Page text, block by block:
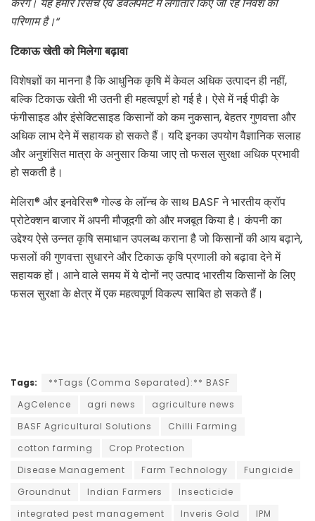
परिणाम है।“
टिकाऊखेतीकोमिलेगाबढ़ावा
विशेषज्ञों का मानना है कि आधुनिक कृषि में केवल अधिक उत्पादन ही नहीं,
बल्कि टिकाऊ खेती भी उतनी ही महत्वपूर्ण हो गई है। ऐसे में नई पीढ़ी के
फंगीसाइड और इंसेक्टिसाइड किसानों को कम नुकसान, बेहतर गुणवत्ता और
अधिक लाभ देने में सहायक हो सकते हैं। यदि इनका उपयोग वैज्ञानिक सलाह
और अनुशंसित मात्रा के अनुसार किया जाए तो फसल सुरक्षा अधिक प्रभावी
हो सकती है।
मेलिरा® और इनवेरिस® गोल्ड के लॉन्च के साथ BASF ने भारतीय क्रॉप
प्रोटेक्शन बाजार में अपनी मौजूदगी को और मजबूत किया है। कंपनी का
उद्देश्य ऐसे उन्नत कृषि समाधान उपलब्ध कराना है जो किसानों की आय बढ़ाने,
फसलों की गुणवत्ता सुधारने और टिकाऊ कृषि प्रणाली को बढ़ावा देने में
सहायक हों। आने वाले समय में ये दोनों नए उत्पाद भारतीय किसानों के लिए
फसल सुरक्षा के क्षेत्र में एक महत्वपूर्ण विकल्प साबित हो सकते हैं।
Tags:
**Tags (Comma Separated):** BASF
AgCelence
agri news
agriculture news
BASF Agricultural Solutions
Chilli Farming
cotton farming
Crop Protection
Disease Management
Farm Technology
Fungicide
Groundnut
Indian Farmers
Insecticide
integrated pest management
Inveris Gold
IPM